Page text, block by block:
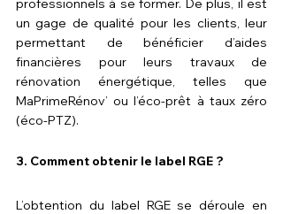
professionnels à se former. De plus, il est
un gage de qualité pour les clients, leur
permettant de bénéficier d’aides
financières pour leurs travaux de
rénovation énergétique, telles que
MaPrimeRénov’ ou l’éco-prêt à taux zéro
(éco-PTZ).
3. Comment obtenir le label RGE ?
L’obtention du label RGE se déroule en